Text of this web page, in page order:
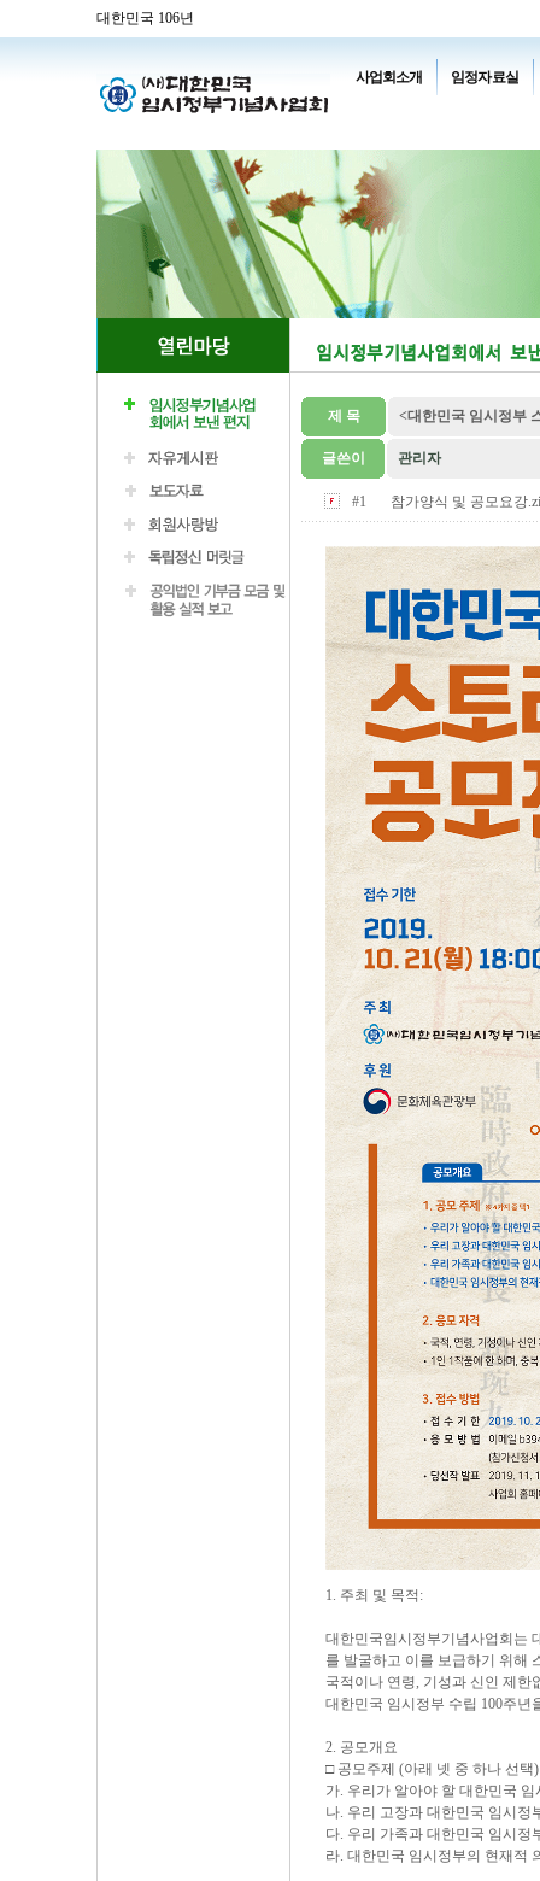
대한민국 106년
사업회소개 임정자료실
제 목 <대한민국 임시정부
글쓴이 관리자
#1 참가양식 및 공모요강
1. 주최 및 목적:
대한민국임시정부기념사업회는
를 발굴하고 이를 보급하기 위해
국적이나 연령, 기성과 신인 제
대한민국 임시정부 수립 100주
2. 공모개요
□ 공모주제 (아래 넷 중 하나 선택)
가. 우리가 알아야 할 대한민국
나. 우리 고장과 대한민국 임시정
다. 우리 가족과 대한민국 임시정
라. 대한민국 임시정부의 현재적